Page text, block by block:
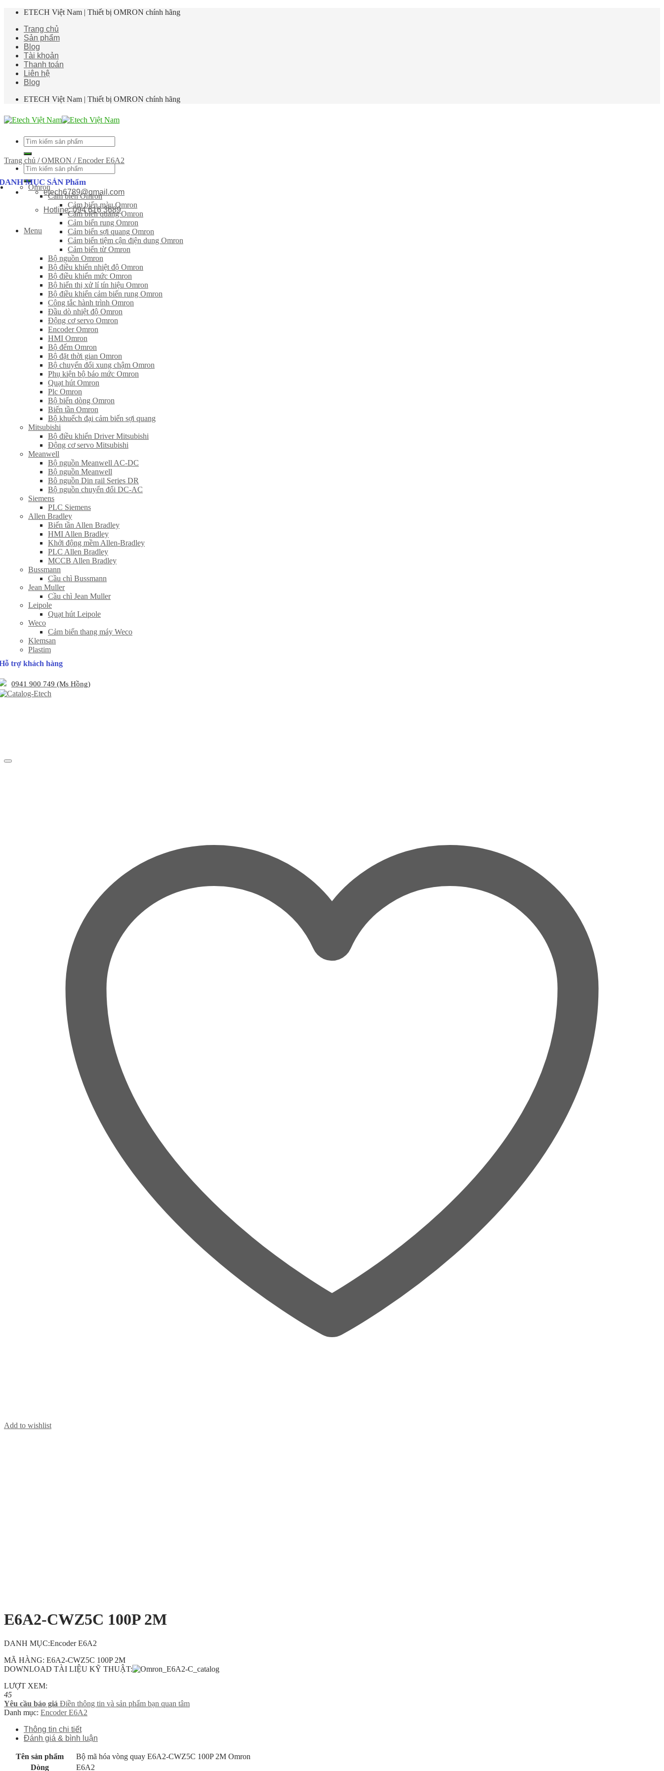
Skip
content
ETECH Việt Nam | Thiết bị OMRON chính hãng
Trang chủ
Sản phẩm
Blog
Tài khoản
Thanh toán
Liên hệ
Blog
ETECH Việt Nam | Thiết bị OMRON chính hãng
Tìm
kiếm:
Tìm
kiếm:
etech6789@gmail.com
Hotline: 094 616 3689
Menu
Trang chủ / OMRON / Encoder E6A2
MỤC SẢN Phẩm
Omron
Cảm biến Omron
Cảm biến màu Omron
Cảm biến quang Omron
Cảm biến rung Omron
Cảm biến sợi quang Omron
Cảm biến tiệm cận điện dung Omron
Cảm biến từ Omron
Bộ nguồn Omron
Bộ điều khiển nhiệt độ Omron
Bộ điều khiển mức Omron
Bộ hiển thị xử lí tín hiệu Omron
Bộ điều khiển cảm biến rung Omron
Công tắc hành trình Omron
Đầu dò nhiệt độ Omron
Động cơ servo Omron
Encoder Omron
HMI Omron
Bộ đếm Omron
Bộ đặt thời gian Omron
Bộ chuyển đổi xung chậm Omron
Phụ kiện bộ báo mức Omron
Quạt hút Omron
Plc Omron
Bộ biến dòng Omron
Biến tần Omron
Bộ khuếch đại cảm biến sợi quang
Mitsubishi
Bộ điều khiển Driver Mitsubishi
Động cơ servo Mitsubishi
Meanwell
Bộ nguồn Meanwell AC-DC
Bộ nguồn Meanwell
Bô nguồn Din rail Series DR
Bộ nguồn chuyển đổi DC-AC
Siemens
PLC Siemens
Allen Bradley
Biến tần Allen Bradley
HMI Allen Bradley
Khởi động mềm Allen-Bradley
PLC Allen Bradley
MCCB Allen Bradley
Bussmann
Cầu chì Bussmann
Jean Muller
Cầu chì Jean Muller
Leipole
Quạt hút Leipole
Weco
Cảm biến thang máy Weco
Klemsan
Plastim
trợ khách hàng
0941 900 749 (Ms Hồng)
Add to wishlist
E6A2-CWZ5C 100P 2M
DANH MỤC:Encoder E6A2
MÃ HÀNG: E6A2-CWZ5C 100P 2M
DOWNLOAD TÀI LIỆU KỸ THUẬT:
LƯỢT XEM:
45
Yêu cầu báo giá Điền thông tin và sản phẩm bạn quan tâm
Danh mục: Encoder E6A2
Thông tin chi tiết
Đánh giá & bình luận
Tên sản phẩm
Bộ mã hóa vòng quay E6A2-CWZ5C 100P 2M Omron
Dòng
E6A2